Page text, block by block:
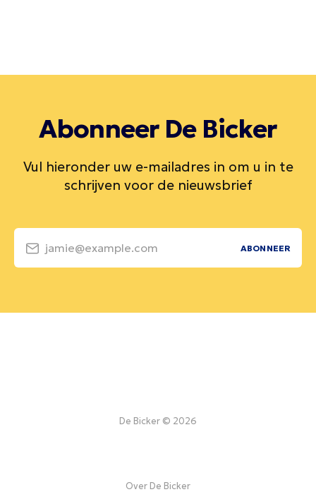
Abonneer De Bicker
Vul hieronder uw e-mailadres in om u in te
schrijven voor de nieuwsbrief
jamie@example.com ABONNEER
De Bicker © 2026
Over De Bicker